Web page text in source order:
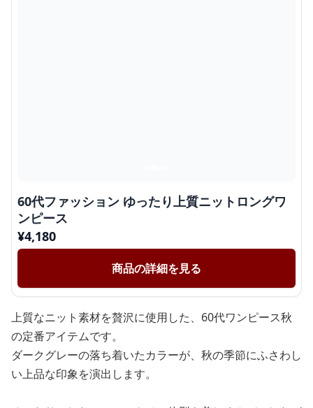
60代ファッション ゆったり上質ニットロングワ
ンピース
¥4,180
商品の詳細を見る
上質なニット素材を贅沢に使用した、60代ワンピース秋
の定番アイテムです。
ダークグレーの落ち着いたカラーが、秋の季節にふさわし
い上品な印象を演出します。